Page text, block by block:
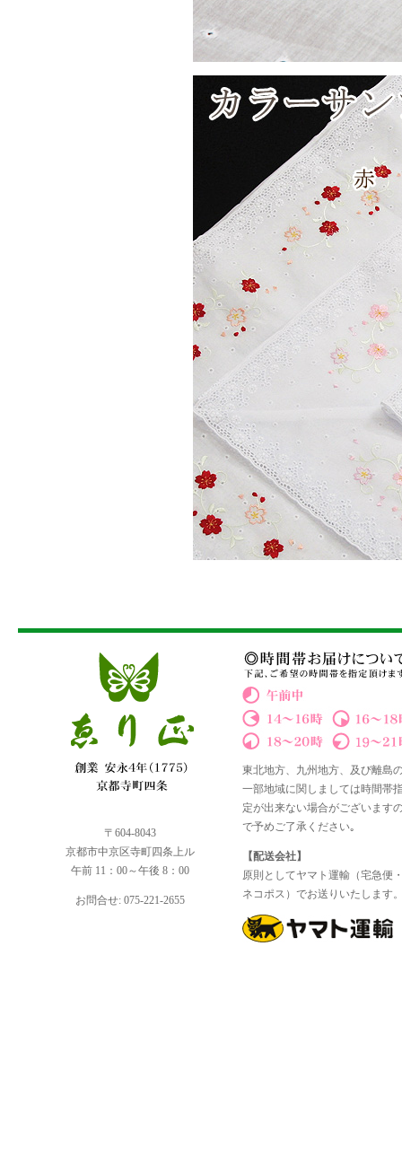
〒604-8043
京都市中京区寺町四条上ル
午前 11：00～午後 8：00
お問合せ: 075-221-2655
東北地方、九州地方、及び離島
一部地域に関しましては時間帯
定が出来ない場合がございます
で予めご了承ください｡
【配送会社】
原則としてヤマト運輸（宅急便
ネコポス）でお送りいたします